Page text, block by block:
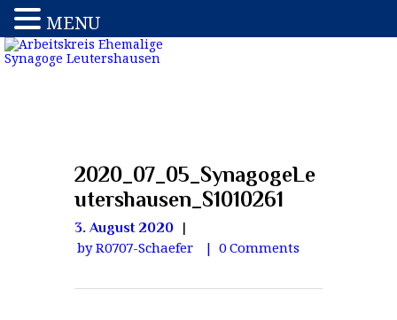
2020_07_05_SynagogeLe
utershausen_S1010261
3. August 2020
by R0707-Schaefer 0 Comments
MENU